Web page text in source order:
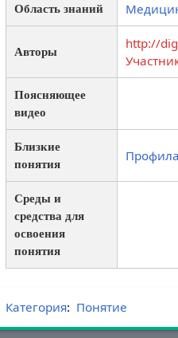
Область знаний
Авторы
http://
Поясняющее
видео
Близкие
понятия
Среды и
средства для
освоения
понятия
Категория: Понятие